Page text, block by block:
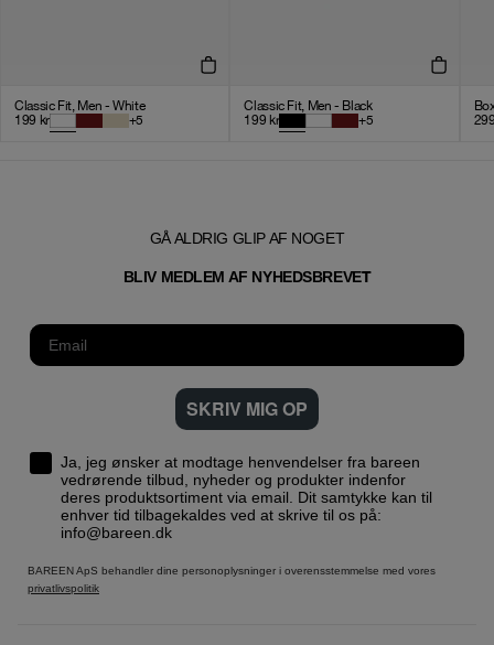
Classic Fit, Men - White
199 kr +5
Classic Fit, Men - Black
199 kr +5
GÅ ALDRIG GLIP AF NOGET
BLIV MEDLEM AF NYHEDSBREVET
SKRIV MIG OP
Ja, jeg ønsker at modtage henvendelser fra bareen
vedrørende tilbud, nyheder og produkter indenfor
deres produktsortiment via email. Dit samtykke kan til
enhver tid tilbagekaldes ved at skrive til os på:
info@bareen.dk
BAREEN ApS behandler dine personoplysninger i overensstemmelse med vores
privatlivspolitik